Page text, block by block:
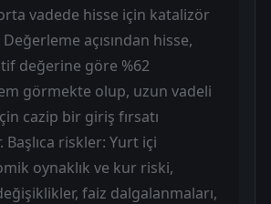
vadede hisse için katalizör
açısından hisse,
değerine göre %62
görmekte olup, uzun vadeli
cazip bir giriş fırsatı
Başlıca riskler: Yurt içi
oynaklık ve kur riski,
faiz dalgalanmaları,